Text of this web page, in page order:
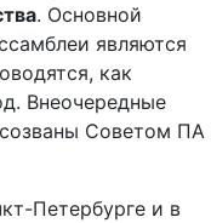
. Основной
являются
как
Внеочередные
Советом ПА
Петербурге и в